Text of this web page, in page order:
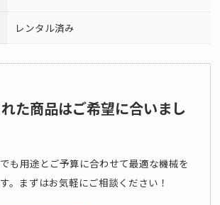
レンタル済み
た商品はご希望に合いまし
も用途とご予算に合わせて最適な機械を
。まずはお気軽にご相談ください！